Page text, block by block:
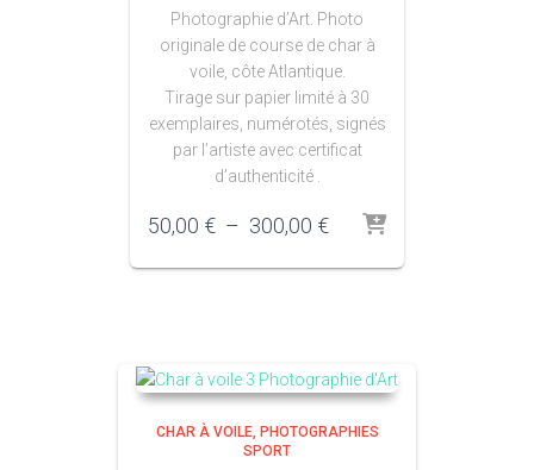
Photographie d’Art. Photo
originale de course de char à
voile, côte Atlantique.
Tirage sur papier limité à 30
exemplaires, numérotés, signés
par l’artiste avec certificat
d’authenticité .
50,00 € – 300,00 €Plage
prix :
CHAR À VOILE PHOTOGRAPHIES
SPORT